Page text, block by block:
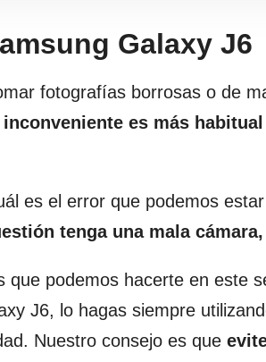
Galaxy J6
fotografías borrosas o de
es más
es el error que podemos
tenga una mala
que podemos hacerte en este
J6, lo hagas siempre
Nuestro consejo es que